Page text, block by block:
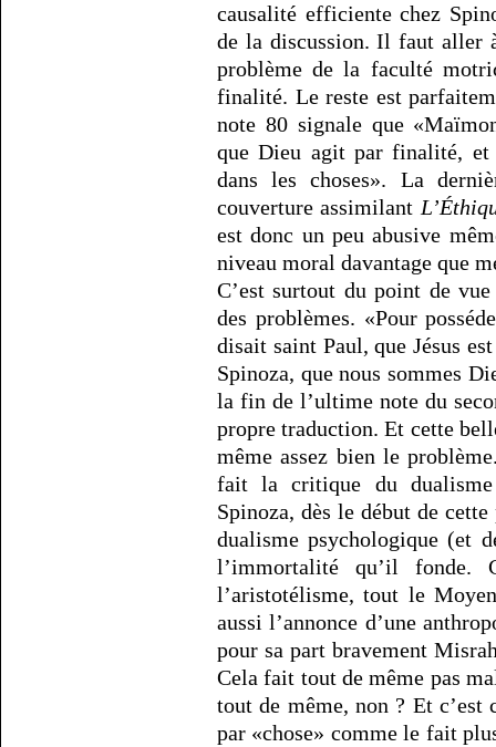
causalité efficiente chez
de la discussion. Il faut aller
problème de la faculté
finalité. Le reste est
note 80 signale que
que Dieu agit par finalité,
dans les choses». La
couverture assimilant
est donc un peu abusive
niveau moral davantage que
C’est surtout du point de
des problèmes. «Pour
disait saint Paul, que Jésus
Spinoza, que nous sommes
la fin de l’ultime note du
propre traduction. Et cette
même assez bien le
fait la critique du
Spinoza, dès le début de
dualisme psychologique (et
l’immortalité qu’il fonde.
l’aristotélisme, tout le
aussi l’annonce d’une
pour sa part bravement
Cela fait tout de même pas
tout de même, non ? Et
par «chose» comme le fait